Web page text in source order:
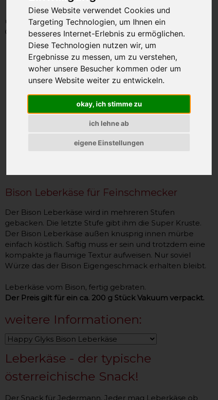
Diese Website verwendet Cookies und
Targeting Technologien, um Ihnen ein
besseres Internet-Erlebnis zu ermöglichen.
Diese Technologien nutzen wir, um
Ergebnisse zu messen, um zu verstehen,
woher unsere Besucher kommen oder um
unsere Website weiter zu entwickeln.
okay, ich stimme zu
ich lehne ab
eigene Einstellungen
unsere Artikel-Nummer: SAO2665
Gewicht: 200g
Bison Leberkäse für Feinschmecker
Der Bison Leberkäse wird in mehreren Stufen
gebacken. Die letzte Stufe gibt ihm die Super Kruste.
Der Bison Leberkäse außen knusprig innen mürbe
einfach köstlich. Saftig muss er sein und trotzdem eine
kompakte ja flaumige Textur aufweisen. Nur soviel
Würze das der Bison Eigengeschmack erhalten bleibt.
Leberkäse vom Bison, fertig gebraten.
Der Preis gilt für ein ca. 200 g Stück Vakuum verpackt.
weitere Informationen:
Leberkäse - der typische
österreichische Snack!
Der Snack für Jedermann. Jeder mag Leberkäse ob